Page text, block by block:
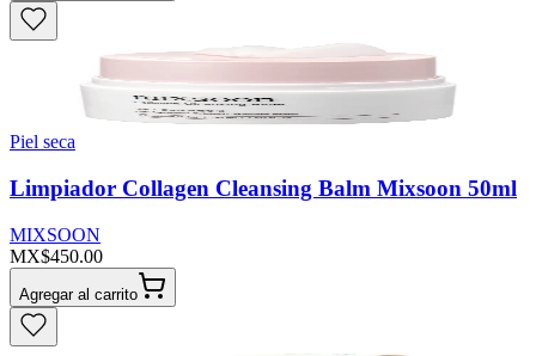
Piel seca
Limpiador Collagen Cleansing Balm Mixsoon 50ml
MIXSOON
MX$450.00
Agregar al carrito